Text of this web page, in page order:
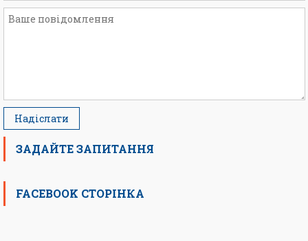
ЗАДАЙТЕ ЗАПИТАННЯ
FACEBOOK СТОРІНКА